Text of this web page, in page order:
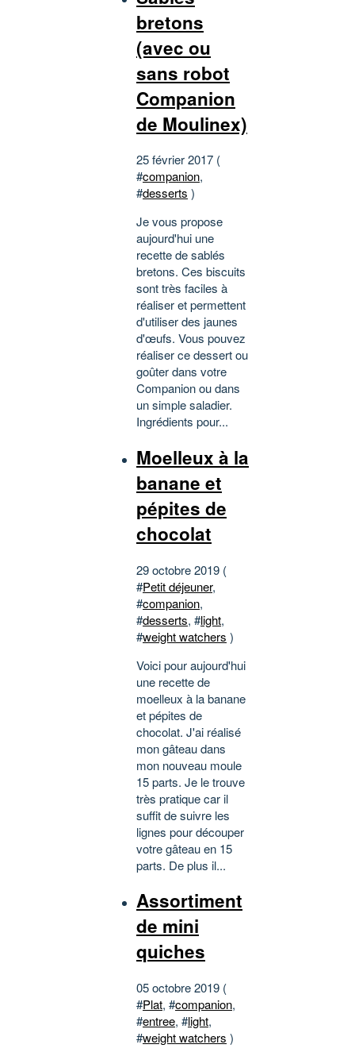
bretons
(avec ou
sans robot
Companion
de Moulinex)
25 février 2017 (
#companion,
#desserts )
Je vous propose
aujourd'hui une
recette de sablés
bretons. Ces biscuits
sont très faciles à
réaliser et permettent
d'utiliser des jaunes
d'œufs. Vous pouvez
réaliser ce dessert ou
goûter dans votre
Companion ou dans
un simple saladier.
Ingrédients pour...
Moelleux à la
banane et
pépites de
chocolat
29 octobre 2019 (
#Petit déjeuner,
#companion,
#desserts, #light,
#weight watchers )
Voici pour aujourd'hui
une recette de
moelleux à la banane
et pépites de
chocolat. J'ai réalisé
mon gâteau dans
mon nouveau moule
15 parts. Je le trouve
très pratique car il
suffit de suivre les
lignes pour découper
votre gâteau en 15
parts. De plus il...
Assortiment
de mini
quiches
05 octobre 2019 (
#Plat, #companion,
#entree, #light,
#weight watchers )